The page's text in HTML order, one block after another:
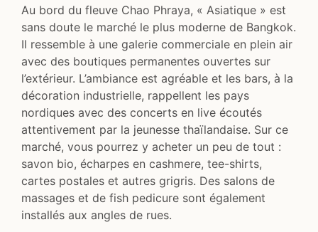
Au bord du fleuve Chao Phraya, « Asiatique » est
sans doute le marché le plus moderne de Bangkok.
Il ressemble à une galerie commerciale en plein air
avec des boutiques permanentes ouvertes sur
l’extérieur. L’ambiance est agréable et les bars, à la
décoration industrielle, rappellent les pays
nordiques avec des concerts en live écoutés
attentivement par la jeunesse thaïlandaise. Sur ce
marché, vous pourrez y acheter un peu de tout :
savon bio, écharpes en cashmere, tee-shirts,
cartes postales et autres grigris. Des salons de
massages et de fish pedicure sont également
installés aux angles de rues.